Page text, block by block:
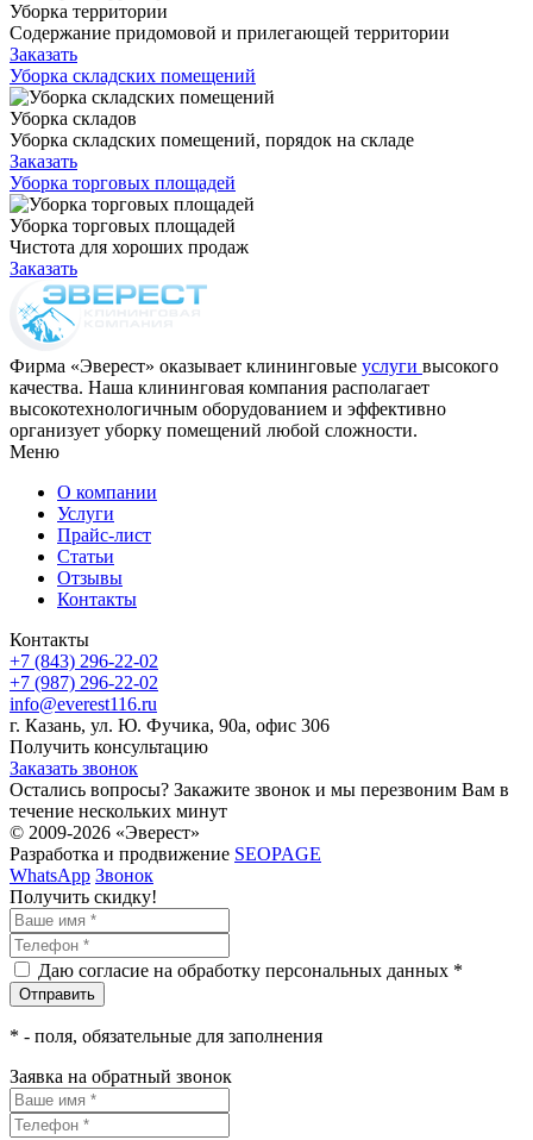
Уборка территории
Содержание придомовой и прилегающей территории
Заказать
Уборка складских помещений
Уборка складов
Уборка складских помещений, порядок на складе
Заказать
Уборка торговых площадей
Уборка торговых площадей
Чистота для хороших продаж
Заказать
Фирма «Эверест» оказывает клининговые услуги высокого
качества. Наша клининговая компания располагает
высокотехнологичным оборудованием и эффективно
организует уборку помещений любой сложности.
Меню
О компании
Услуги
Прайс-лист
Cтатьи
Отзывы
Контакты
Контакты
+7 (843) 296-22-02
+7 (987) 296-22-02
info@everest116.ru
г. Казань, ул. Ю. Фучика, 90а, офис 306
Получить консультацию
Заказать звонок
Остались вопросы? Закажите звонок и мы перезвоним Вам в
течение нескольких минут
© 2009-2026 «Эверест»
Разработка и продвижение SEOPAGE
WhatsApp Звонок
Получить скидку!
Даю согласие на обработку персональных данных *
* - поля, обязательные для заполнения
Заявка на обратный звонок